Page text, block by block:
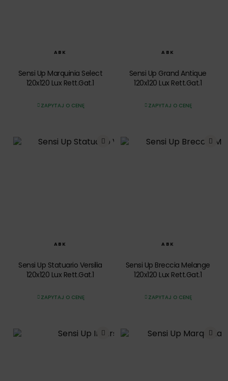
ABK
Sensi Up Marquinia Select
120x120 Lux Rett.Gat.1
ZAPYTAJ O CENĘ
ABK
Sensi Up Grand Antique
120x120 Lux Rett.Gat.1
ZAPYTAJ O CENĘ
ABK
Sensi Up Statuario Versilia
120x120 Lux Rett.Gat.1
ZAPYTAJ O CENĘ
ABK
Sensi Up Breccia Melange
120x120 Lux Rett.Gat.1
ZAPYTAJ O CENĘ